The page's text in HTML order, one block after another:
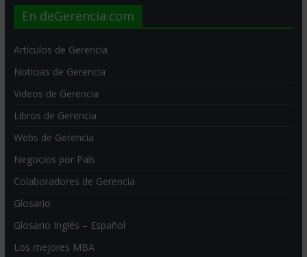
En deGerencia.com
Artículos de Gerencia
Noticias de Gerencia
Videos de Gerencia
Libros de Gerencia
Webs de Gerencia
Negocios por País
Colaboradores de Gerencia
Glosario
Glosario Inglés – Español
Los mejores MBA